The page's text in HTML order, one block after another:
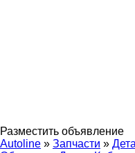
Разместить объявление
Autoline » Запчасти »